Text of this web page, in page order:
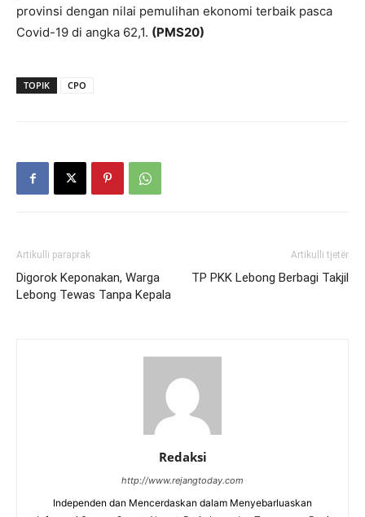
provinsi dengan nilai pemulihan ekonomi terbaik pasca
Covid-19 di angka 62,1. (PMS20)
TOPIK CPO
Artikulli paraprak
Digorok Keponakan, Warga
Lebong Tewas Tanpa Kepala
Artikulli tjetër
TP PKK Lebong Berbagi Takjil
Redaksi
http://www.rejangtoday.com
Independen dan Mencerdaskan dalam Menyebarluaskan